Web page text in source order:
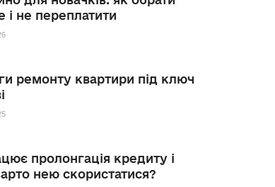
і не переплатити
ремонту квартири під ключ
пролонгація кредиту і
нею скористатися?